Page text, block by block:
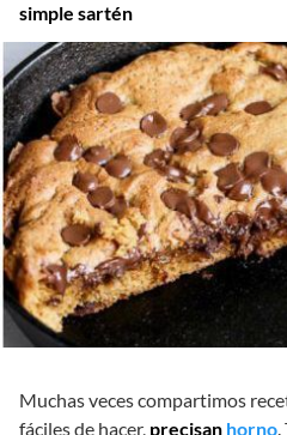
simple sartén
Muchas veces compartimos
fáciles de hacer, precisan horno.